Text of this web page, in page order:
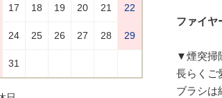
ファイヤ
▼煙突掃
長らくご
ブラシは